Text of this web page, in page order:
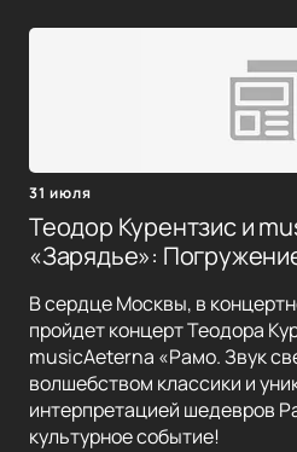
31 июля
Теодор Курентзис и
«Зарядье»:
В сердце Москвы, в
пройдет концерт Теодора
musicAeterna «Рамо. Звук
волшебством классики и
интерпретацией шедевров
культурное событие!